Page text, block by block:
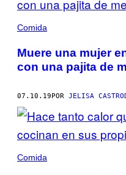
Comida
Muere una mujer
con una pajita de
07.10.19POR JELISA
Comida